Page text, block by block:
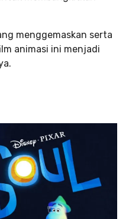
menggemaskan serta
animasi ini menjadi